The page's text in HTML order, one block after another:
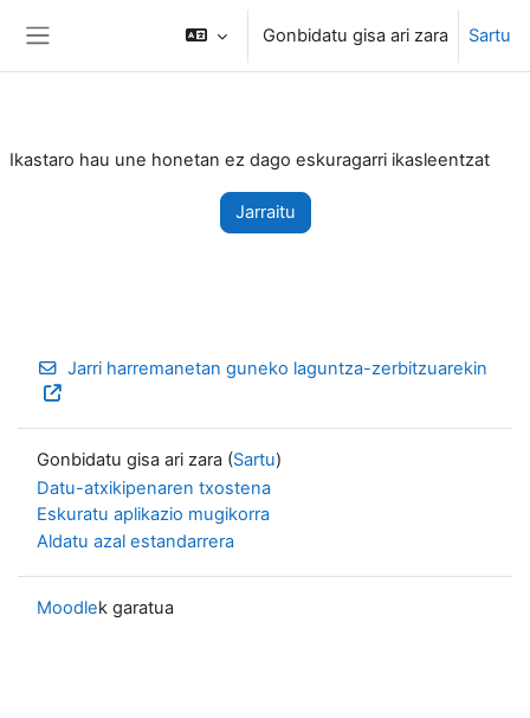
Joan eduki nagusira zuzenean
Gonbidatu gisa ari zara Sartu
Ikastaro hau une honetan ez dago eskuragarri ikasleentzat
Jarraitu
Jarri harremanetan guneko laguntza-zerbitzuarekin
Gonbidatu gisa ari zara (Sartu)
Datu-atxikipenaren txostena
Eskuratu aplikazio mugikorra
Aldatu azal estandarrera
Moodlek garatua